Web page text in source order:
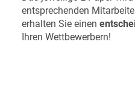
entsprechenden
erhalten Sie einen
Ihren Wettbewerbern!